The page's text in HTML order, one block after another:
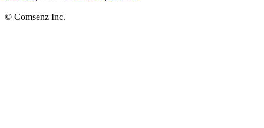
© Comsenz Inc.